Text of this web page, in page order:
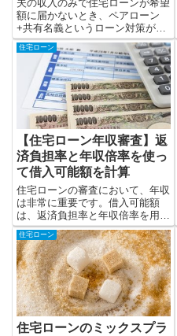
夫の収入のみで住宅ローンが希望
額に届かないとき、ペアローン
+共有名義というローン対策があ
ります。しかし、妻の収入を当て
にした借入は失敗に終わる可能性
があります。
住宅ローン
【住宅ローン年収審査】返
済負担率と年収倍率を使っ
て借入可能額を計算
住宅ローンの審査において、年収
は非常に重要です。借入可能額
は、返済負担率と年収倍率を用い
ることが多いですが、2016年こ
の2つのバランスが崩れてきてい
るようです。
住宅ローン
住宅ローンのミックスプラ